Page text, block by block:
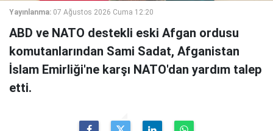
Yayınlanma: 07 Ağustos 2026 Cuma 12:20
ABD ve NATO destekli eski Afgan ordusu
komutanlarından Sami Sadat, Afganistan
İslam Emirliği'ne karşı NATO'dan yardım talep
etti.